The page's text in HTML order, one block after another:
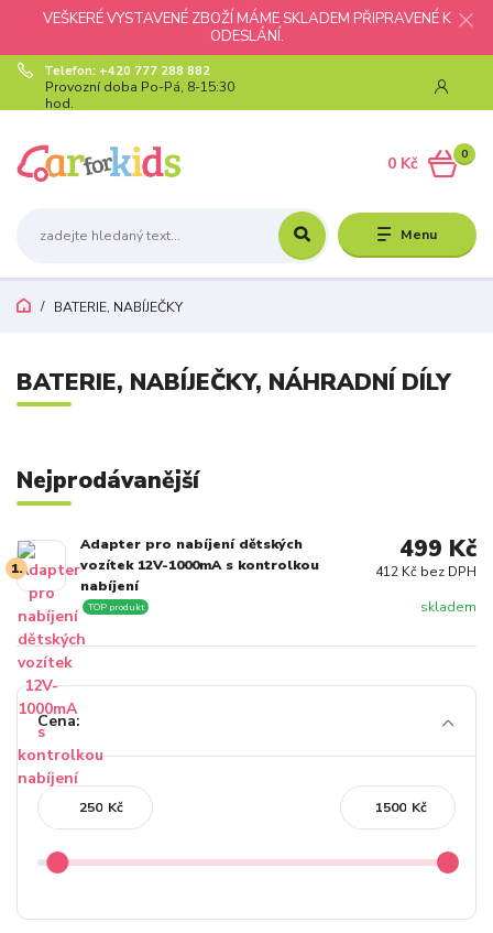
VEŠKERÉ VYSTAVENÉ ZBOŽÍ MÁME SKLADEM PŘIPRAVENÉ K
ODESLÁNÍ.
Menu
Telefon: +420 777 288 882
Provozní doba Po-Pá, 8-15:30
hod.
0
0 Kč
BATERIE, NABÍJEČKY
BATERIE, NABÍJEČKY, NÁHRADNÍ DÍLY
Nejprodávanější
1.
Adapter pro nabíjení dětských
vozítek 12V-1000mA s kontrolkou
nabíjení
skladem
TOP produkt
499 Kč
412 Kč bez DPH
Cena:
Kč Kč